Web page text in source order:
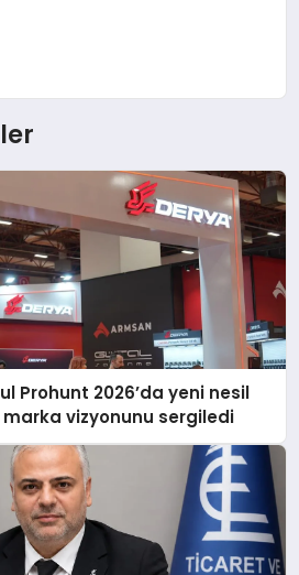
Prohunt 2026’da yeni nesil
vizyonunu sergiledi